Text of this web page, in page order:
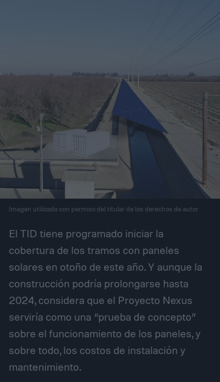
Imagen utilizada con permiso del titular de los derechos de autor
El TID tiene programado iniciar la
cobertura de los tramos con paneles
solares en otoño de este año. Y aunque la
construcción podría prolongarse hasta
2024, considera que el Proyecto Nexus
serviría como una “prueba de concepto”
sobre el funcionamiento de los paneles, y
sobre todo, los costos de instalación y
mantenimiento.